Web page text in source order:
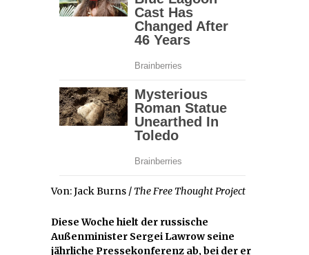
Von: Jack Burns / The Free Thought Project
Diese Woche hielt der russische
Außenminister Sergei Lawrow seine
jährliche Pressekonferenz ab, bei der er